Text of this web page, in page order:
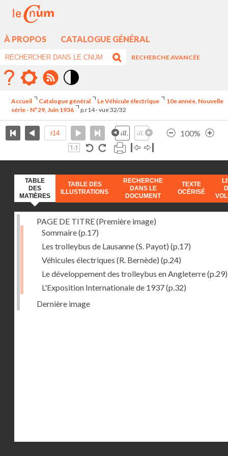
À PROPOS CATALOGUE GÉNÉRAL
RECHERCHE AVANCÉE
élévé
Accueil Catalogue général Le Véhicule électrique
10e année. Nouvelle
série - N°29, Juin 1936
p.r14 - vue 32/32
100%
TABLE
DES
MATIÈRES
TABLE DES
ILLUSTRATIONS
RECHERCHE
DANS LE
DOCUMENT
TEXTE
OCÉRISÉ
PAGE DE TITRE (Première image)
Sommaire(p.17)
Les trolleybus de Lausanne (S. Payot) (p.17)
Véhicules électriques (R. Bernède) (p.24)
Le développement des trolleybus en Angleterre(p.29)
L'Exposition Internationale de 1937(p.32)
Dernière image